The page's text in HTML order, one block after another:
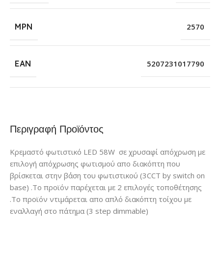
Περιγραφή Προϊόντος
Κρεμαστό φωτιστικό LED 58W σε χρυσαφί απόχρωση με
επιλογή απόχρωσης φωτισμού απο διακόπτη που
βρίσκεται στην β΄άση του φωτιστικού (3CCT by switch on
base) .Το προϊόν παρέχεται με 2 επιλογές τοποθέτησης
.Το προϊόν ντιμάρεται απο απλό διακόπτη τοίχου με
εναλλαγή στο πάτημα (3 step dimmable)
MPN 2570
EAN 5207231017790